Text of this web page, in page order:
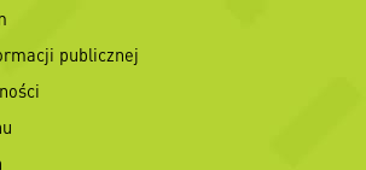
publicznej